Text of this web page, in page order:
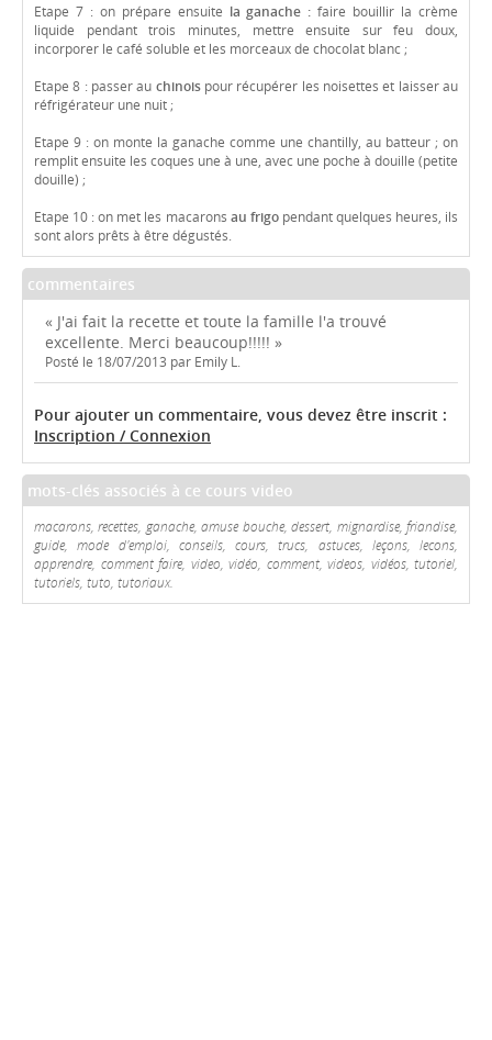
Etape 7 : on prépare ensuite la ganache : faire bouillir la crème
liquide pendant trois minutes, mettre ensuite sur feu doux,
incorporer le café soluble et les morceaux de chocolat blanc ;
Etape 8 : passer au chinoispour récupérer les noisettes et laisser au
réfrigérateur une nuit ;
Etape 9 : on monte la ganache comme une chantilly, au batteur ; on
remplit ensuite les coques une à une, avec une poche à douille (petite
douille) ;
Etape 10 : on met les macarons au frigopendant quelques heures, ils
sont alors prêts à être dégustés.
commentaires
« J'ai fait la recette et toute la famille l'a trouvé
excellente. Merci beaucoup!!!!! »
Posté le 18/07/2013 par Emily L.
Pour ajouter un commentaire, vous devez être inscrit :
Inscription / Connexion
mots-clés associés à ce cours video
macarons, recettes, ganache, amuse bouche, dessert, mignardise, friandise,
guide, mode d'emploi, conseils, cours, trucs, astuces, leçons, lecons,
apprendre, comment faire, video, vidéo, comment, videos, vidéos, tutoriel,
tutoriels, tuto, tutoriaux.